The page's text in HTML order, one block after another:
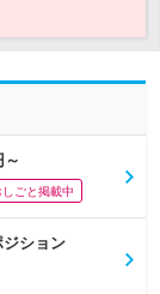
ごと掲載中
ション